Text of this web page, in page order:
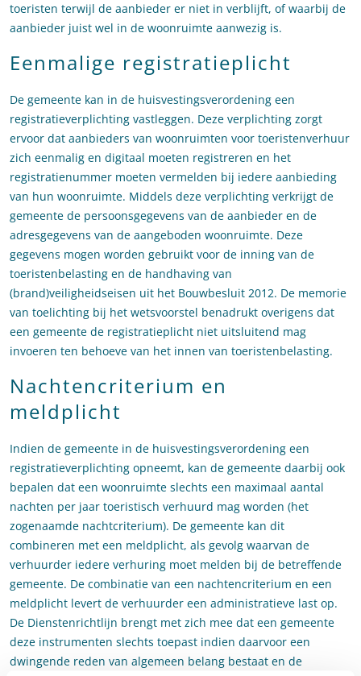
toeristen terwijl de aanbieder er niet in verblijft, of waarbij de
aanbieder juist wel in de woonruimte aanwezig is.
Eenmalige registratieplicht
De gemeente kan in de huisvestingsverordening een
registratieverplichting vastleggen. Deze verplichting zorgt
ervoor dat aanbieders van woonruimten voor toeristenverhuur
zich eenmalig en digitaal moeten registreren en het
registratienummer moeten vermelden bij iedere aanbieding
van hun woonruimte. Middels deze verplichting verkrijgt de
gemeente de persoonsgegevens van de aanbieder en de
adresgegevens van de aangeboden woonruimte. Deze
gegevens mogen worden gebruikt voor de inning van de
toeristenbelasting en de handhaving van
(brand)veiligheidseisen uit het Bouwbesluit 2012. De memorie
van toelichting bij het wetsvoorstel benadrukt overigens dat
een gemeente de registratieplicht niet uitsluitend mag
invoeren ten behoeve van het innen van toeristenbelasting.
Nachtencriterium en
meldplicht
Indien de gemeente in de huisvestingsverordening een
registratieverplichting opneemt, kan de gemeente daarbij ook
bepalen dat een woonruimte slechts een maximaal aantal
nachten per jaar toeristisch verhuurd mag worden (het
zogenaamde nachtcriterium). De gemeente kan dit
combineren met een meldplicht, als gevolg waarvan de
verhuurder iedere verhuring moet melden bij de betreffende
gemeente. De combinatie van een nachtencriterium en een
meldplicht levert de verhuurder een administratieve last op.
De Dienstenrichtlijn brengt met zich mee dat een gemeente
deze instrumenten slechts toepast indien daarvoor een
dwingende reden van algemeen belang bestaat en de